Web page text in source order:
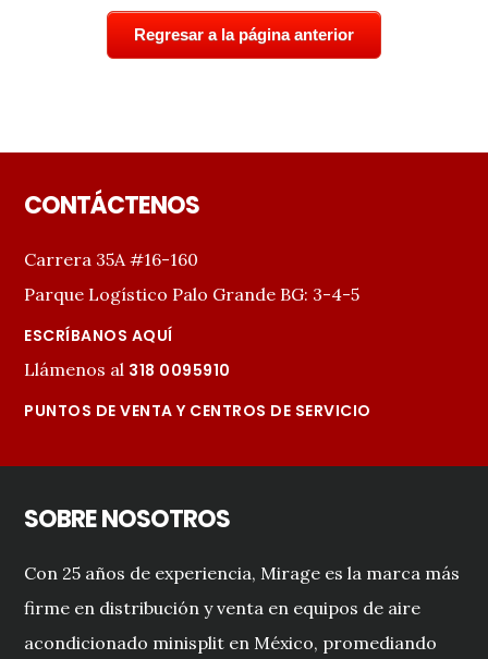
Regresar a la página anterior
CONTÁCTENOS
Carrera 35A #16-160
Parque Logístico Palo Grande BG: 3-4-5
ESCRÍBANOS AQUÍ
Llámenos al 318 0095910
PUNTOS DE VENTA Y CENTROS DE SERVICIO
SOBRE NOSOTROS
Con 25 años de experiencia, Mirage es la marca más
firme en distribución y venta en equipos de aire
acondicionado minisplit en México, promediando